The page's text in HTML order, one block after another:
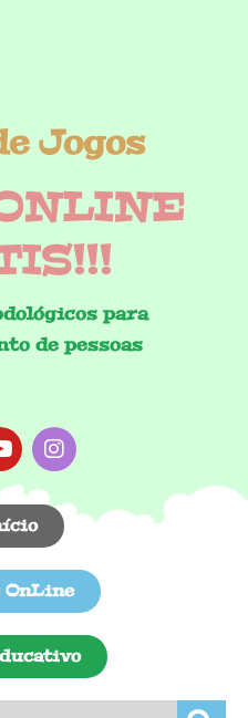
Jogos
para
de pessoas
OnLine